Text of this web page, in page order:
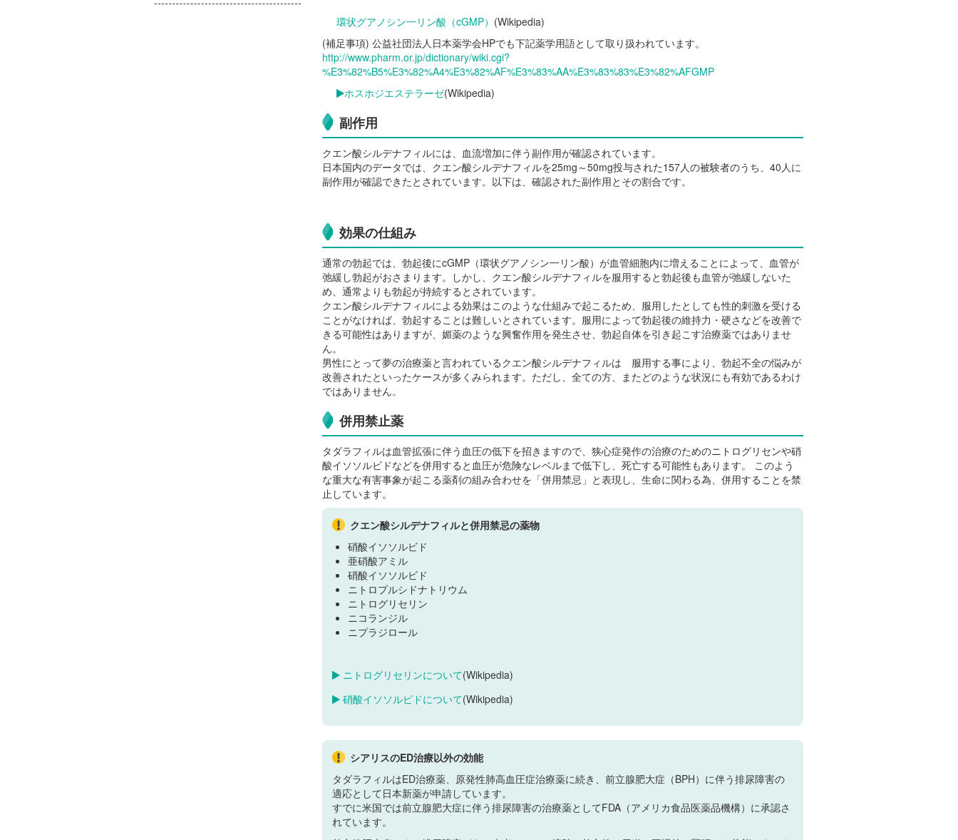
環状グアノシン一リン酸（cGMP） (Wikipedia)
(補足事項) 公益社団法人日本薬学会HPでも下記薬学用語として取り扱われています。
http://www.pharm.or.jp/dictionary/wiki.cgi?
%E3%82%B5%E3%82%A4%E3%82%AF%E3%83%AA%E3%83%83%E3%82%AFGMP
ホスホジエステラーゼ(Wikipedia)
副作用
クエン酸シルデナフィルには、血流増加に伴う副作用が確認されています。
日本国内のデータでは、クエン酸シルデナフィルを25mg～50mg投与された157人の被験者のうち、40人に
副作用が確認できたとされています。以下は、確認された副作用とその割合です。
効果の仕組み
通常の勃起では、勃起後にcGMP（環状グアノシン一リン酸）が血管細胞内に増えることによって、血管が
弛緩し勃起がおさまります。しかし、クエン酸シルデナフィルを服用すると勃起後も血管が弛緩しないた
め、通常よりも勃起が持続するとされています。
クエン酸シルデナフィルによる効果はこのような仕組みで起こるため、服用したとしても性的刺激を受ける
ことがなければ、勃起することは難しいとされています。服用によって勃起後の維持力・硬さなどを改善で
きる可能性はありますが、媚薬のような興奮作用を発生させ、勃起自体を引き起こす治療薬ではありませ
ん。
男性にとって夢の治療薬と言われているクエン酸シルデナフィルは 服用する事により、勃起不全の悩みが
改善されたといったケースが多くみられます。ただし、全ての方、またどのような状況にも有効であるわけ
ではありません。
併用禁止薬
タダラフィルは血管拡張に伴う血圧の低下を招きますので、狭心症発作の治療のためのニトログリセンや硝
酸イソソルビドなどを併用すると血圧が危険なレベルまで低下し、死亡する可能性もあります。 このよう
な重大な有害事象が起こる薬剤の組み合わせを「併用禁忌」と表現し、生命に関わる為、併用することを禁
止しています。
クエン酸シルデナフィルと併用禁忌の薬物
硝酸イソソルビド
亜硝酸アミル
硝酸イソソルビド
ニトロプルシドナトリウム
ニトログリセリン
ニコランジル
ニプラジロール
ニトログリセリンについて(Wikipedia)
硝酸イソソルビドについて(Wikipedia)
シアリスのED治療以外の効能
タダラフィルはED治療薬、原発性肺高血圧症治療薬に続き、前立腺肥大症（BPH）に伴う排尿障害の
適応として日本新薬が申請しています。
すでに米国では前立腺肥大症に伴う排尿障害の治療薬としてFDA（アメリカ食品医薬品機構）に承認さ
れています。